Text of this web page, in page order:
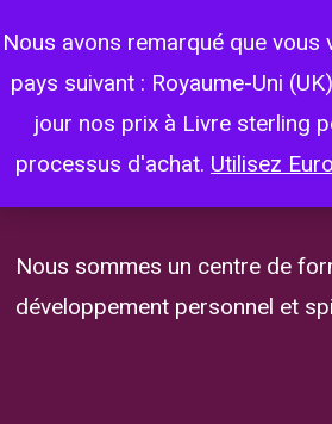
to
main
content
Pack
Aucun événement
Nous sommes un centre de
développement personnel et
Nous avons remarqué que vous
pays suivant : Royaume-Uni
jour nos prix à Livre sterling
processus d'achat. Utilisez